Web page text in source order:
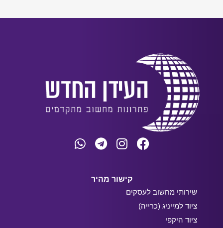
קישור מהיר
שירותי מחשוב לעסקים
ציוד למייניג (כרייה)
ציוד היקפי